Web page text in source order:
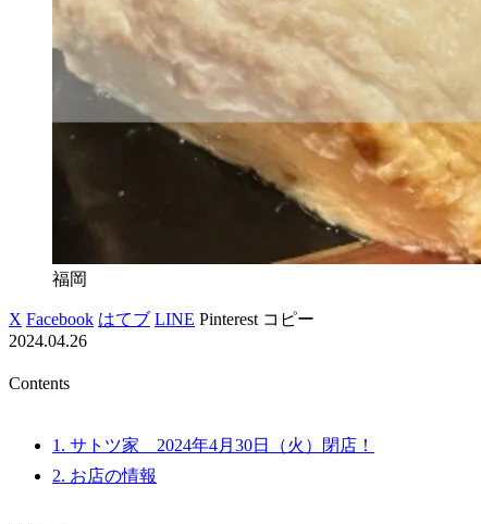
福岡
X Facebook はてブ LINE Pinterest コピー
2024.04.26
Contents
1. サトツ家 2024年4月30日（火）閉店！
2. お店の情報